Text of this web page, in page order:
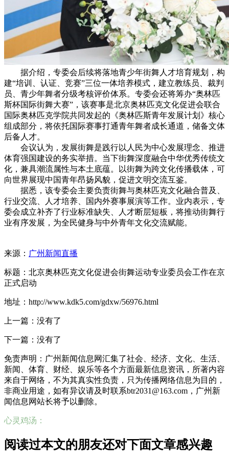
据介绍，专委会后续将落地青少年街舞人才培育规划，构
建“培训、认证、竞赛”三位一体培养模式，建立教练员、裁判
员、青少年舞者分级考核评价体系。专委会还将筹办“奥林匹
斯杯国际街舞大赛”，该赛事是北京奥林匹克文化促进会联合
国际奥林匹克学院共同发起的《奥林匹斯青年发展计划》核心
组成部分，将依托国际赛事打通青年舞者成长通道，储备文体
后备人才。
会议认为，发展街舞是践行以人民为中心发展理念、推进
体育强国建设的务实举措。当下街舞深度融合中华优秀传统文
化，兼具潮流属性与本土底蕴。以街舞为跨文化传播载体，可
向世界展现中国青年昂扬风貌，促进文明交流互鉴。
据悉，该专委会主要负责街舞与奥林匹克文化融合普及、
行业交流、人才培养、国内外赛事展演等工作。业内表示，专
委会成立补齐了行业标准缺失、人才断层短板，将推动街舞行
业有序发展，为全民健身与中外青年文化交流赋能。
来源： 广州新闻直播
标题：北京奥林匹克文化促进会街舞运动专业委员会工作在京
正式启动
地址：http://www.kdk5.com/gdxw/56976.html
上一篇：没有了
下一篇：没有了
免责声明：广州新闻信息网汇集了社会、经济、文化、生活、
新闻、体育、财经、娱乐等各个方面最新信息资讯，所著内容
来自于网络，不为其真实性负责，只为传播网络信息为目的，
非商业用途，如有异议请及时联系btr2031@163.com，广州新
闻信息网站长将予以删除。
心灵鸡汤：
阅读过本文的朋友还对下面文章感兴趣